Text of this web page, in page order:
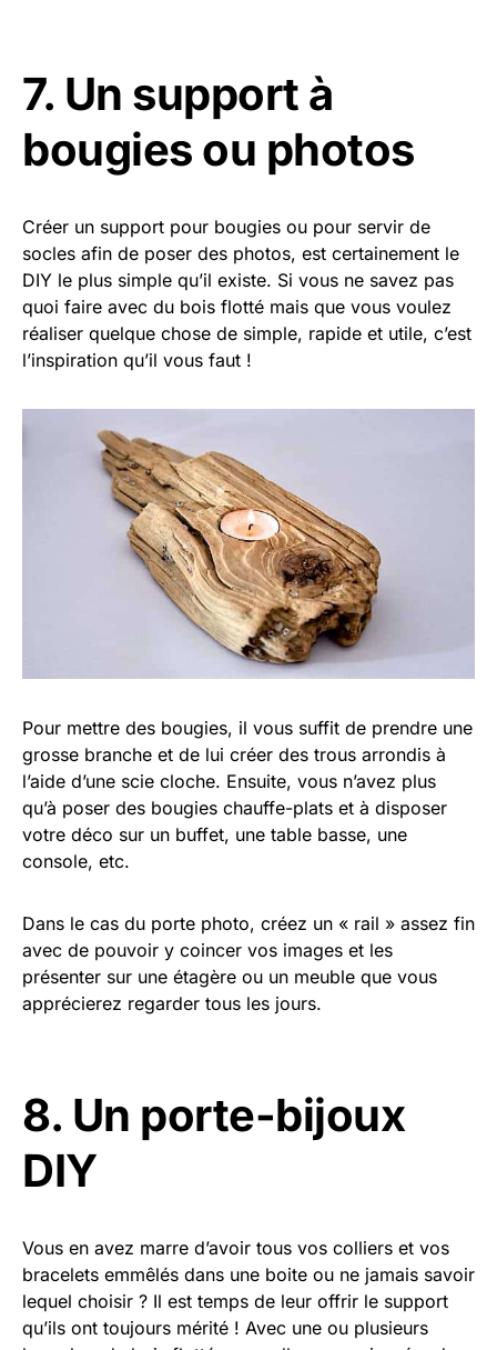
7. Un support à
bougies ou photos
Créer un support pour bougies ou pour servir de
socles afin de poser des photos, est certainement le
DIY le plus simple qu’il existe. Si vous ne savez pas
quoi faire avec du bois flotté mais que vous voulez
réaliser quelque chose de simple, rapide et utile, c’est
l’inspiration qu’il vous faut !
Pour mettre des bougies, il vous suffit de prendre une
grosse branche et de lui créer des trous arrondis à
l’aide d’une scie cloche. Ensuite, vous n’avez plus
qu’à poser des bougies chauffe-plats et à disposer
votre déco sur un buffet, une table basse, une
console, etc.
Dans le cas du porte photo, créez un « rail » assez fin
avec de pouvoir y coincer vos images et les
présenter sur une étagère ou un meuble que vous
apprécierez regarder tous les jours.
8. Un porte-bijoux
DIY
Vous en avez marre d’avoir tous vos colliers et vos
bracelets emmêlés dans une boite ou ne jamais savoir
lequel choisir ? Il est temps de leur offrir le support
qu’ils ont toujours mérité ! Avec une ou plusieurs